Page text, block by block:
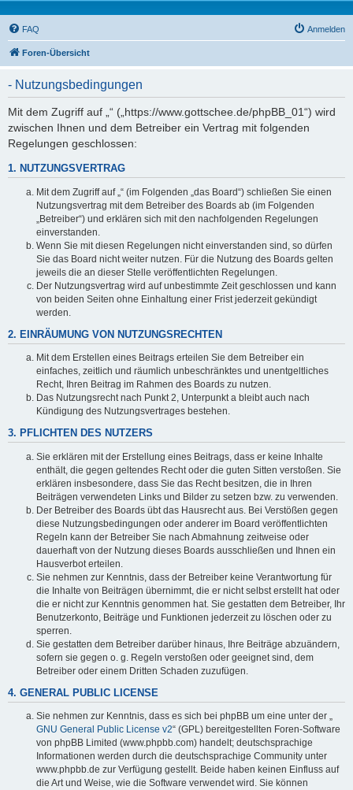
FAQ Anmelden
Foren-Übersicht
- Nutzungsbedingungen
Mit dem Zugriff auf „“ („https://www.gottschee.de/phpBB_01“) wird
zwischen Ihnen und dem Betreiber ein Vertrag mit folgenden
Regelungen geschlossen:
1. NUTZUNGSVERTRAG
Mit dem Zugriff auf „“ (im Folgenden „das Board“) schließen Sie einen
Nutzungsvertrag mit dem Betreiber des Boards ab (im Folgenden
„Betreiber“) und erklären sich mit den nachfolgenden Regelungen
einverstanden.
Wenn Sie mit diesen Regelungen nicht einverstanden sind, so dürfen
Sie das Board nicht weiter nutzen. Für die Nutzung des Boards gelten
jeweils die an dieser Stelle veröffentlichten Regelungen.
Der Nutzungsvertrag wird auf unbestimmte Zeit geschlossen und kann
von beiden Seiten ohne Einhaltung einer Frist jederzeit gekündigt
werden.
2. EINRÄUMUNG VON NUTZUNGSRECHTEN
Mit dem Erstellen eines Beitrags erteilen Sie dem Betreiber ein
einfaches, zeitlich und räumlich unbeschränktes und unentgeltliches
Recht, Ihren Beitrag im Rahmen des Boards zu nutzen.
Das Nutzungsrecht nach Punkt 2, Unterpunkt a bleibt auch nach
Kündigung des Nutzungsvertrages bestehen.
3. PFLICHTEN DES NUTZERS
Sie erklären mit der Erstellung eines Beitrags, dass er keine Inhalte
enthält, die gegen geltendes Recht oder die guten Sitten verstoßen. Sie
erklären insbesondere, dass Sie das Recht besitzen, die in Ihren
Beiträgen verwendeten Links und Bilder zu setzen bzw. zu verwenden.
Der Betreiber des Boards übt das Hausrecht aus. Bei Verstößen gegen
diese Nutzungsbedingungen oder anderer im Board veröffentlichten
Regeln kann der Betreiber Sie nach Abmahnung zeitweise oder
dauerhaft von der Nutzung dieses Boards ausschließen und Ihnen ein
Hausverbot erteilen.
Sie nehmen zur Kenntnis, dass der Betreiber keine Verantwortung für
die Inhalte von Beiträgen übernimmt, die er nicht selbst erstellt hat oder
die er nicht zur Kenntnis genommen hat. Sie gestatten dem Betreiber, Ihr
Benutzerkonto, Beiträge und Funktionen jederzeit zu löschen oder zu
sperren.
Sie gestatten dem Betreiber darüber hinaus, Ihre Beiträge abzuändern,
sofern sie gegen o. g. Regeln verstoßen oder geeignet sind, dem
Betreiber oder einem Dritten Schaden zuzufügen.
4. GENERAL PUBLIC LICENSE
Sie nehmen zur Kenntnis, dass es sich bei phpBB um eine unter der „
GNU General Public License v2“ (GPL) bereitgestellten Foren-Software
von phpBB Limited (www.phpbb.com) handelt; deutschsprachige
Informationen werden durch die deutschsprachige Community unter
www.phpbb.de zur Verfügung gestellt. Beide haben keinen Einfluss auf
die Art und Weise, wie die Software verwendet wird. Sie können